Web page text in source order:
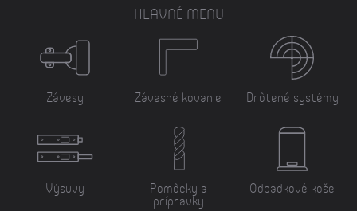
HLAVNÉ MENU
Závesy
Výsuvy
Závesné kovanie
Pomôcky a
prípravky
Drôtené systémy
Odpadkové koše